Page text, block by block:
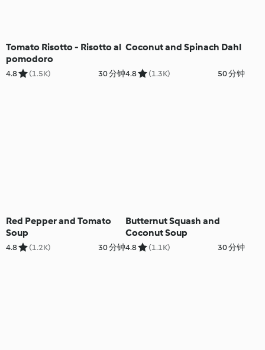
Tomato Risotto - Risotto al
pomodoro
4.8 (1.5K) 30 分钟
Coconut and Spinach Dahl
4.8 (1.3K) 50 分钟
Red Pepper and Tomato
Soup
4.8 (1.2K) 30 分钟
Butternut Squash and
Coconut Soup
4.8 (1.1K) 30 分钟